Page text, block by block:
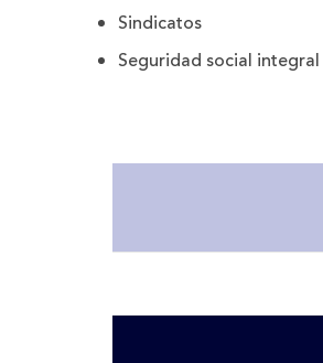
Sindicatos
Seguridad social integral